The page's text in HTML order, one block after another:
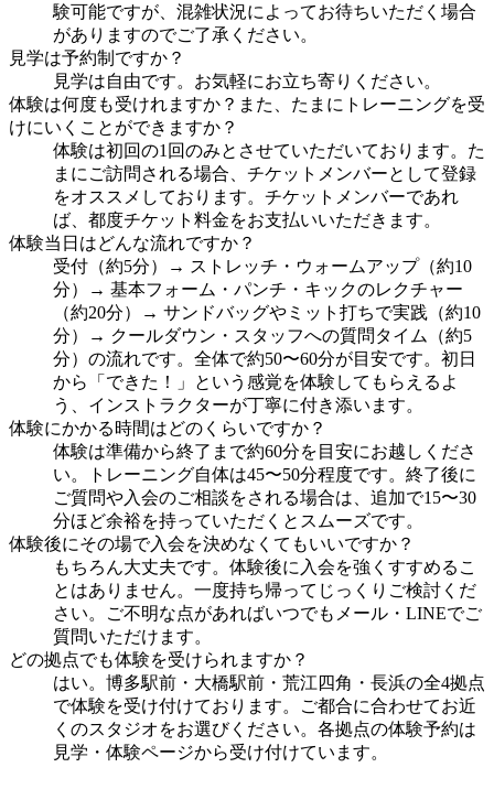
験可能ですが、混雑状況によってお待ちいただく場合
がありますのでご了承ください。
見学は予約制ですか？
見学は自由です。お気軽にお立ち寄りください。
体験は何度も受けれますか？また、たまにトレーニングを受
けにいくことができますか？
体験は初回の1回のみとさせていただいております。た
まにご訪問される場合、チケットメンバーとして登録
をオススメしております。チケットメンバーであれ
ば、都度チケット料金をお支払いいただきます。
体験当日はどんな流れですか？
受付（約5分）→ ストレッチ・ウォームアップ（約10
分）→ 基本フォーム・パンチ・キックのレクチャー
（約20分）→ サンドバッグやミット打ちで実践（約10
分）→ クールダウン・スタッフへの質問タイム（約5
分）の流れです。全体で約50〜60分が目安です。初日
から「できた！」という感覚を体験してもらえるよ
う、インストラクターが丁寧に付き添います。
体験にかかる時間はどのくらいですか？
体験は準備から終了まで約60分を目安にお越しくださ
い。トレーニング自体は45〜50分程度です。終了後に
ご質問や入会のご相談をされる場合は、追加で15〜30
分ほど余裕を持っていただくとスムーズです。
体験後にその場で入会を決めなくてもいいですか？
もちろん大丈夫です。体験後に入会を強くすすめるこ
とはありません。一度持ち帰ってじっくりご検討くだ
さい。ご不明な点があればいつでもメール・LINEでご
質問いただけます。
どの拠点でも体験を受けられますか？
はい。博多駅前・大橋駅前・荒江四角・長浜の全4拠点
で体験を受け付けております。ご都合に合わせてお近
くのスタジオをお選びください。各拠点の体験予約は
見学・体験ページから受け付けています。